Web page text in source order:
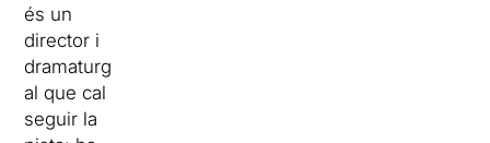
és un
director i
dramaturg
al que cal
seguir la